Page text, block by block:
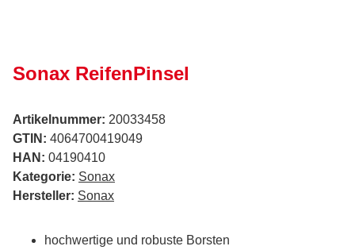
Sonax ReifenPinsel
Artikelnummer: 20033458
GTIN: 4064700419049
HAN: 04190410
Kategorie: Sonax
Hersteller: Sonax
hochwertige und robuste Borsten